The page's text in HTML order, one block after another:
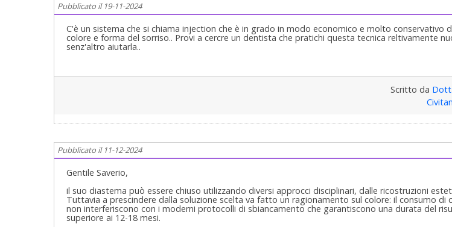
Pubblicato il 19-11-2024
C'è un sistema che si chiama injection che è in grado in modo economico e molto conservativo
colore e forma del sorriso.. Provi a cercre un dentista che pratichi questa tecnica reltivamente
senz'altro aiutarla..
Scritto da
Pubblicato il 11-12-2024
Gentile Saverio,
il suo diastema può essere chiuso utilizzando diversi approcci disciplinari, dalle ricostruzioni
Tuttavia a prescindere dalla soluzione scelta va fatto un ragionamento sul colore: il consumo di
non interferiscono con i moderni protocolli di sbiancamento che garantiscono una durata del
superiore ai 12-18 mesi.